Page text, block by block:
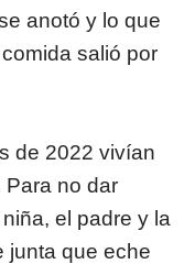
anotó y lo que
salió por
de 2022 vivían
no dar
el padre y la
junta que eche